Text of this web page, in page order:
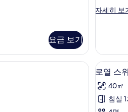
요금 보기
사
두
보
기
자세히 보
스
블
룸
자
세
히
보
기
미어 스위트 | 방음 설비, 무료 WiFi, 각각
로
열
스
위
1
로열 스
40㎡
침실 1